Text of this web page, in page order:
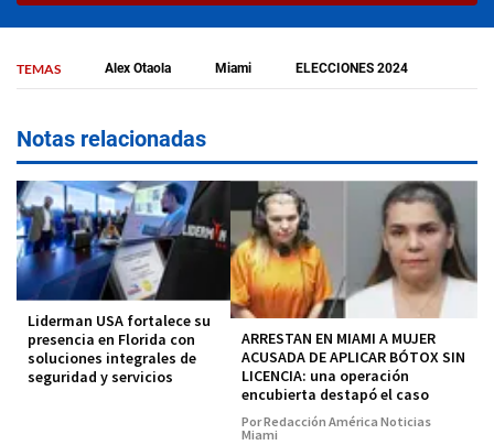
TEMAS Alex Otaola Miami ELECCIONES 2024
Notas relacionadas
Liderman USA fortalece su
presencia en Florida con
soluciones integrales de
seguridad y servicios
ARRESTAN EN MIAMI A MUJER
ACUSADA DE APLICAR BÓTOX SIN
LICENCIA: una operación
encubierta destapó el caso
Por Redacción América Noticias
Miami